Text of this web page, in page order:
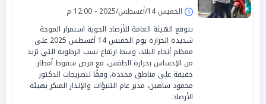
الخميس 14/أغسطس/2025 - 12:00 م
تتوقع الهيئة العامة للأرصاد الجوية استمرار الموجة
شديدة الحرارة يوم الخميس 14 أغسطس 2025 على
معظم أنحاء البلاد، وسط ارتفاع نسب الرطوبة التي تزيد
من الإحساس بحرارة الطقس، مع فرص سقوط أمطار
خفيفة على مناطق محددة، وفقًا لتصريحات الدكتور
محمود شاهين، مدير عام التنبؤات والإنذار المبكر بهيئة
الأرصاد.